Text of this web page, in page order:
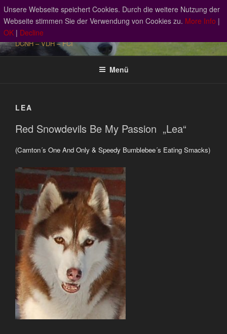
Zum
Inhalt
springen
RED SNOWDEVILS SIBERIAN
HUSKY
DCNH – VDH – FCI
Menü
LEA
Red Snowdevils Be My Passion „Lea“
(Camton´s One And Only & Speedy Bumblebee´s Eating Smacks)
Unsere Webseite speichert Cookies. Durch die weitere Nutzung der
Webseite stimmen Sie der Verwendung von Cookies zu. More Info |
OK | Decline